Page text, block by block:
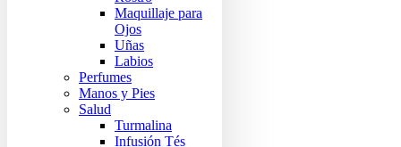
Maquillaje para
Ojos
Uñas
Labios
Perfumes
Manos y Pies
Salud
Turmalina
Infusión Tés